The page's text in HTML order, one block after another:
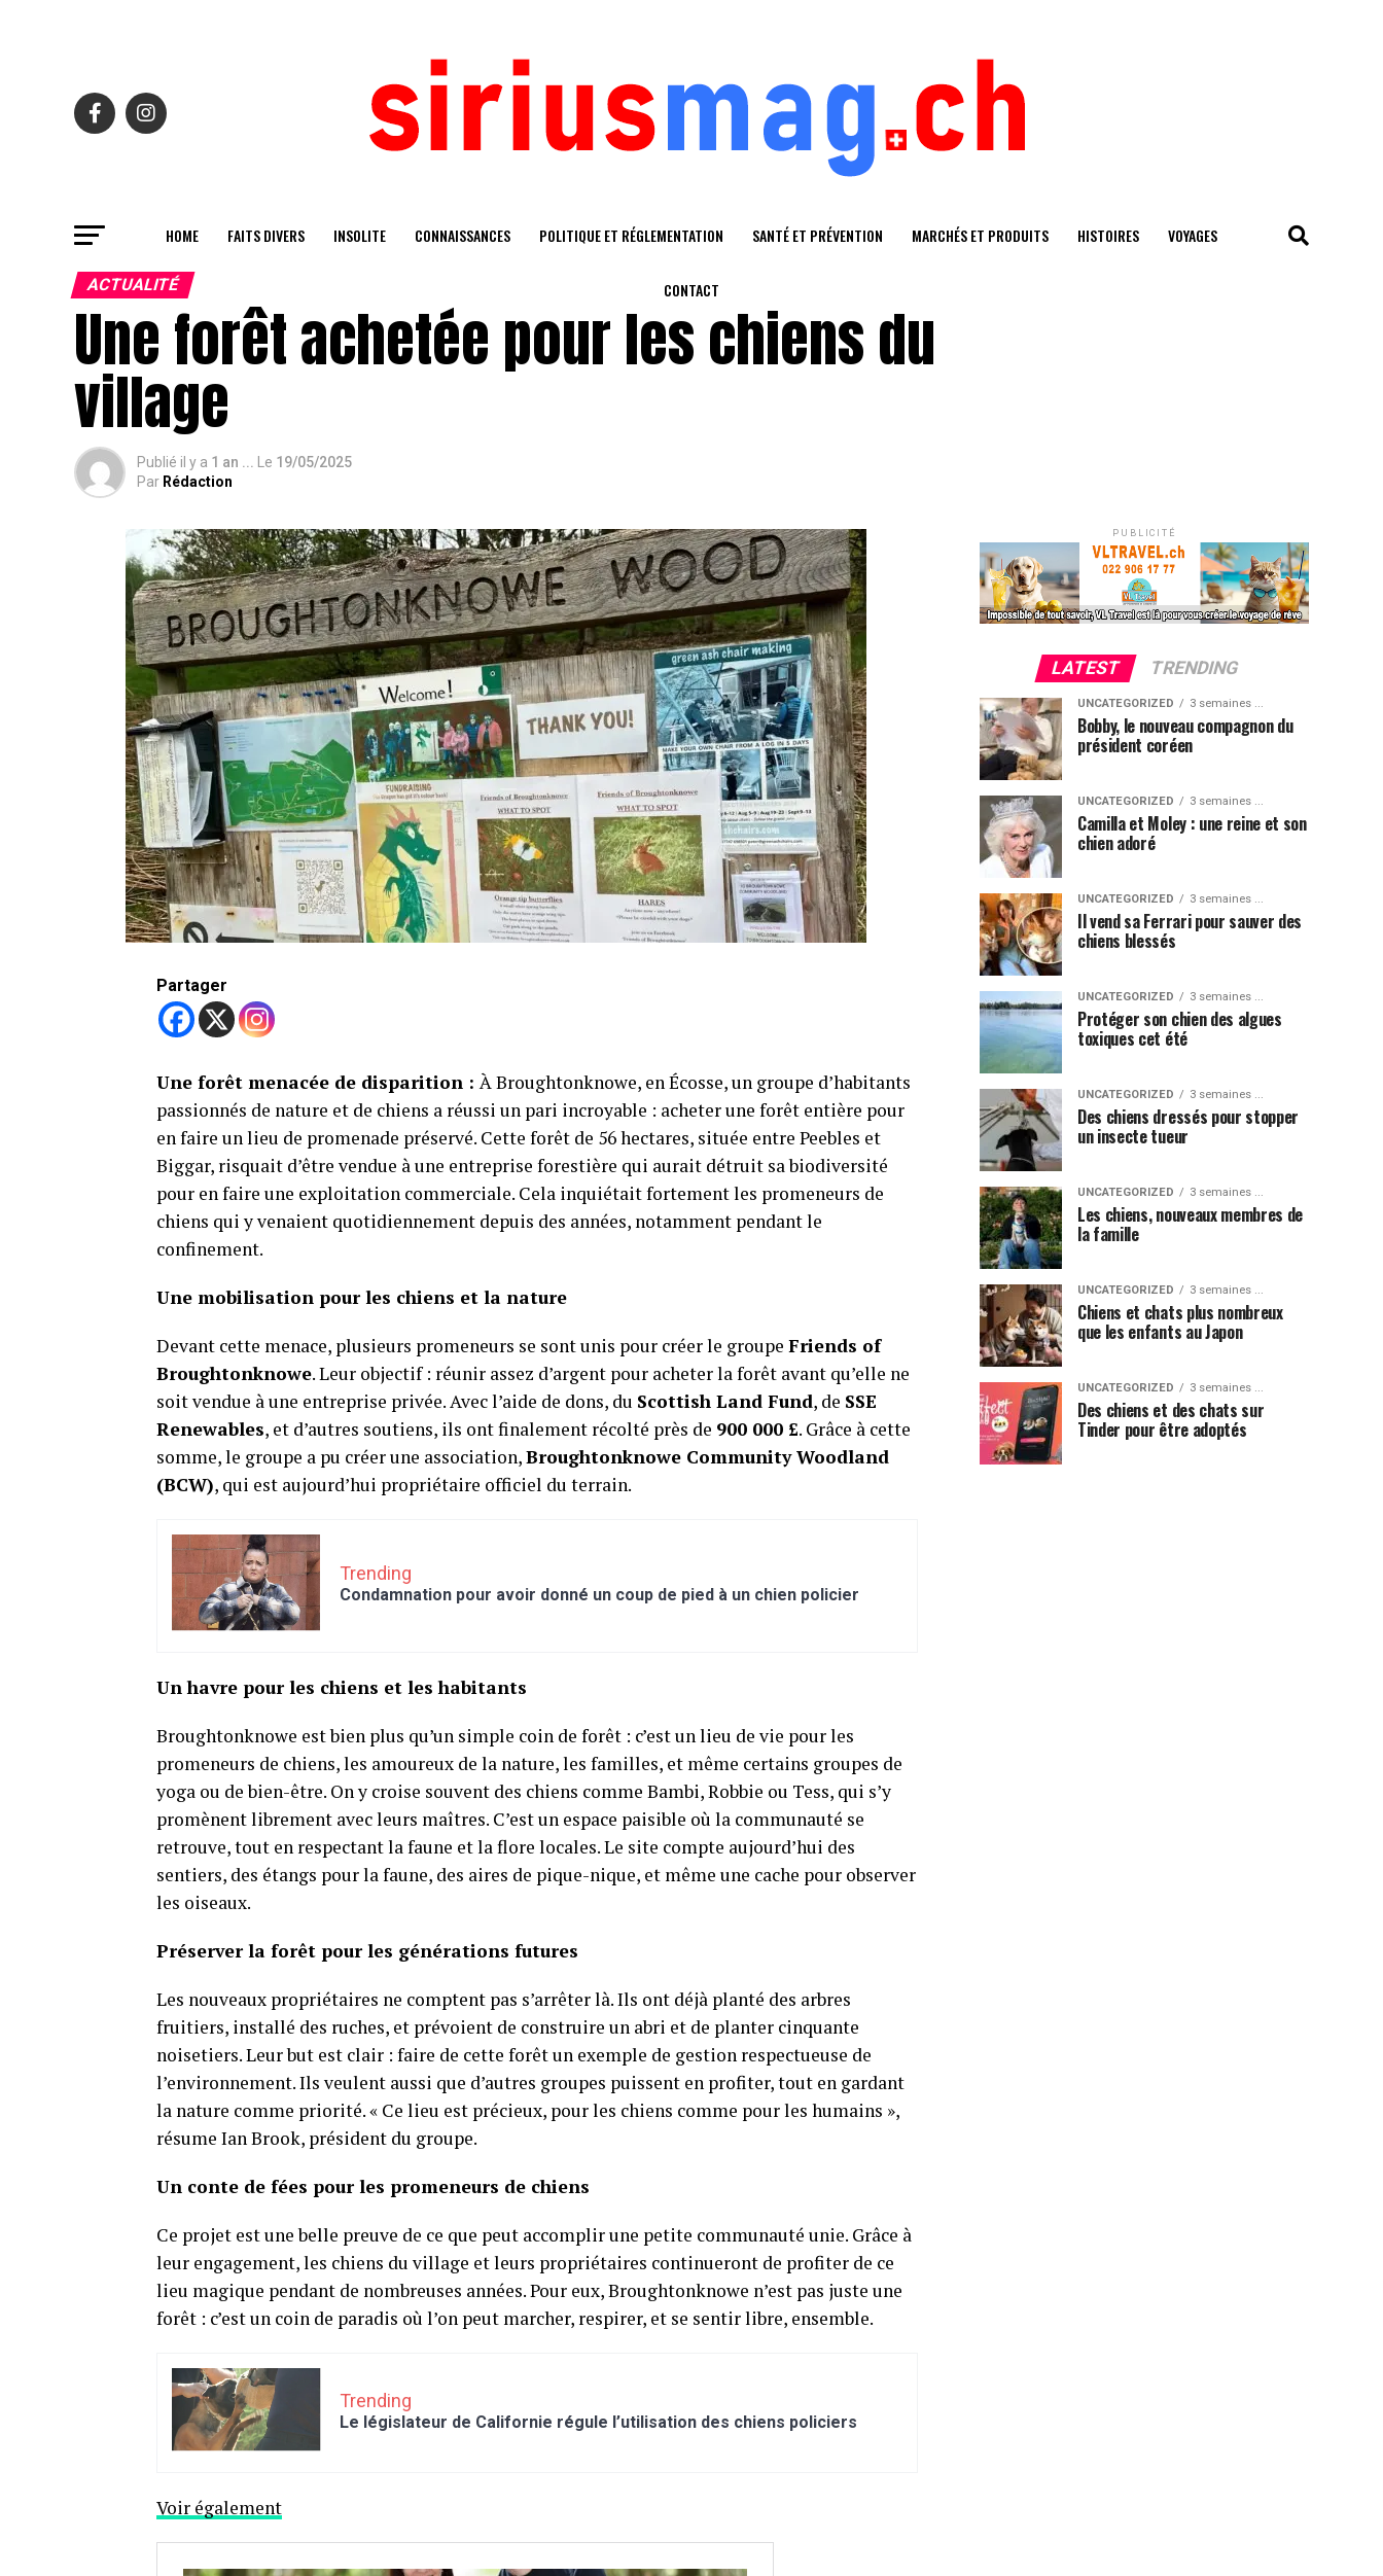
HOME FAITS DIVERS INSOLITE CONNAISSANCES POLITIQUE ET RÉGLEMENTATION SANTÉ ET PRÉVENTION MARCHÉS ET PRODUITS HISTOIRES VOYAGES
CONTACT
ACTUALITÉ
Une forêt achetée pour les chiens du
village
Publié il y a 1 an ... Le 19/05/2025
Par Rédaction
Partager
Une forêt menacée de disparition :À Broughtonknowe, en Écosse, un groupe d’habitants
passionnés de nature et de chiens a réussi un pari incroyable : acheter une forêt entière pour
en faire un lieu de promenade préservé. Cette forêt de 56 hectares, située entre Peebles et
Biggar, risquait d’être vendue à une entreprise forestière qui aurait détruit sa biodiversité
pour en faire une exploitation commerciale. Cela inquiétait fortement les promeneurs de
chiens qui y venaient quotidiennement depuis des années, notamment pendant le
confinement.
Une mobilisation pour les chiens et la nature
Devant cette menace, plusieurs promeneurs se sont unis pour créer le groupe Friends of
Broughtonknowe. Leur objectif : réunir assez d’argent pour acheter la forêt avant qu’elle ne
soit vendue à une entreprise privée. Avec l’aide de dons, du Scottish Land Fund, de SSE
Renewables, et d’autres soutiens, ils ont finalement récolté près de 900 000 £. Grâce à cette
somme, le groupe a pu créer une association,Broughtonknowe Community Woodland
(BCW), qui est aujourd’hui propriétaire officiel du terrain.
Trending
Condamnation pour avoir donné un coup de pied à un chien policier
Un havre pour les chiens et les habitants
Broughtonknowe est bien plus qu’un simple coin de forêt : c’est un lieu de vie pour les
promeneurs de chiens, les amoureux de la nature, les familles, et même certains groupes de
yoga ou de bien-être. On y croise souvent des chiens comme Bambi, Robbie ou Tess, qui s’y
promènent librement avec leurs maîtres. C’est un espace paisible où la communauté se
retrouve, tout en respectant la faune et la flore locales. Le site compte aujourd’hui des
sentiers, des étangs pour la faune, des aires de pique-nique, et même une cache pour observer
les oiseaux.
Préserver la forêt pour les générations futures
Les nouveaux propriétaires ne comptent pas s’arrêter là. Ils ont déjà planté des arbres
fruitiers, installé des ruches, et prévoient de construire un abri et de planter cinquante
noisetiers. Leur but est clair : faire de cette forêt un exemple de gestion respectueuse de
l’environnement. Ils veulent aussi que d’autres groupes puissent en profiter, tout en gardant
la nature comme priorité. « Ce lieu est précieux, pour les chiens comme pour les humains »,
résume Ian Brook, président du groupe.
Un conte de fées pour les promeneurs de chiens
Ce projet est une belle preuve de ce que peut accomplir une petite communauté unie. Grâce à
leur engagement, les chiens du village et leurs propriétaires continueront de profiter de ce
lieu magique pendant de nombreuses années. Pour eux, Broughtonknowe n’est pas juste une
forêt : c’est un coin de paradis où l’on peut marcher, respirer, et se sentir libre, ensemble.
Trending
Le législateur de Californie régule l’utilisation des chiens policiers
Voir également
PUBLICITÉ
LATEST TRENDING
UNCATEGORIZED 3 semaines ...
Bobby, le nouveau compagnon du
président coréen
UNCATEGORIZED 3 semaines ...
Camilla et Moley : une reine et son
chien adoré
UNCATEGORIZED 3 semaines ...
Il vend sa Ferrari pour sauver des
chiens blessés
UNCATEGORIZED 3 semaines ...
Protéger son chien des algues
toxiques cet été
UNCATEGORIZED 3 semaines ...
Des chiens dressés pour stopper
un insecte tueur
UNCATEGORIZED 3 semaines ...
Les chiens, nouveaux membres de
la famille
UNCATEGORIZED 3 semaines ...
Chiens et chats plus nombreux
que les enfants au Japon
UNCATEGORIZED 3 semaines ...
Des chiens et des chats sur
Tinder pour être adoptés